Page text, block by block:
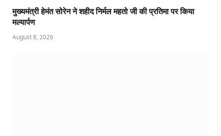
मुख्यमंत्री हेमंत सोरेन ने शहीद निर्मल महतो जी की प्रतिमा पर किया
मल्यार्पण
August 8, 2026